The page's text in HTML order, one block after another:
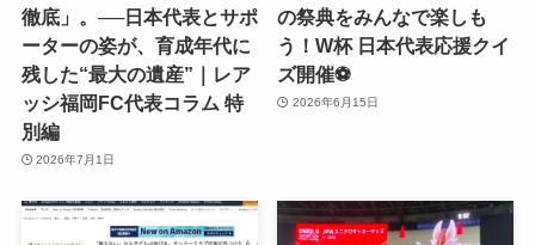
徹底」。──日本代表とサポ
ーターの姿が、育成年代に
残した“最大の遺産”｜レア
ッシ福岡FC代表コラム 特
別編
2026年7月1日
の祭典をみんなで楽しも
う！W杯 日本代表応援クイ
ズ開催⚽️
2026年6月15日